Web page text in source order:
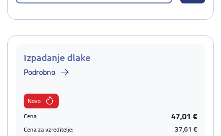
Izpadanje dlake
Podrobno
Novo
Cena:
47,01 €
Cena za vzreditelje: 37,61 €